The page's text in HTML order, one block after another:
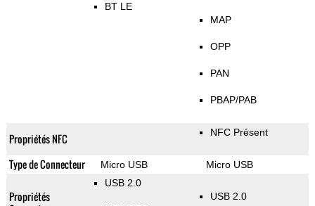
BT LE
MAP
OPP
PAN
PBAP/PAB
Propriétés NFC NFC Présent
Type de Connecteur Micro USB Micro USB
Propriétés
USB 2.0
USB 2.0